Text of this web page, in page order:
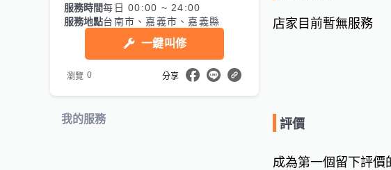
服務時間每日 00:00 ~ 24:00
服務地點台南市、嘉義市、嘉義縣
一鍵叫修
瀏覽 0 分享
我的服務
店家目前暫無服務
評價
成為第一個留下評價